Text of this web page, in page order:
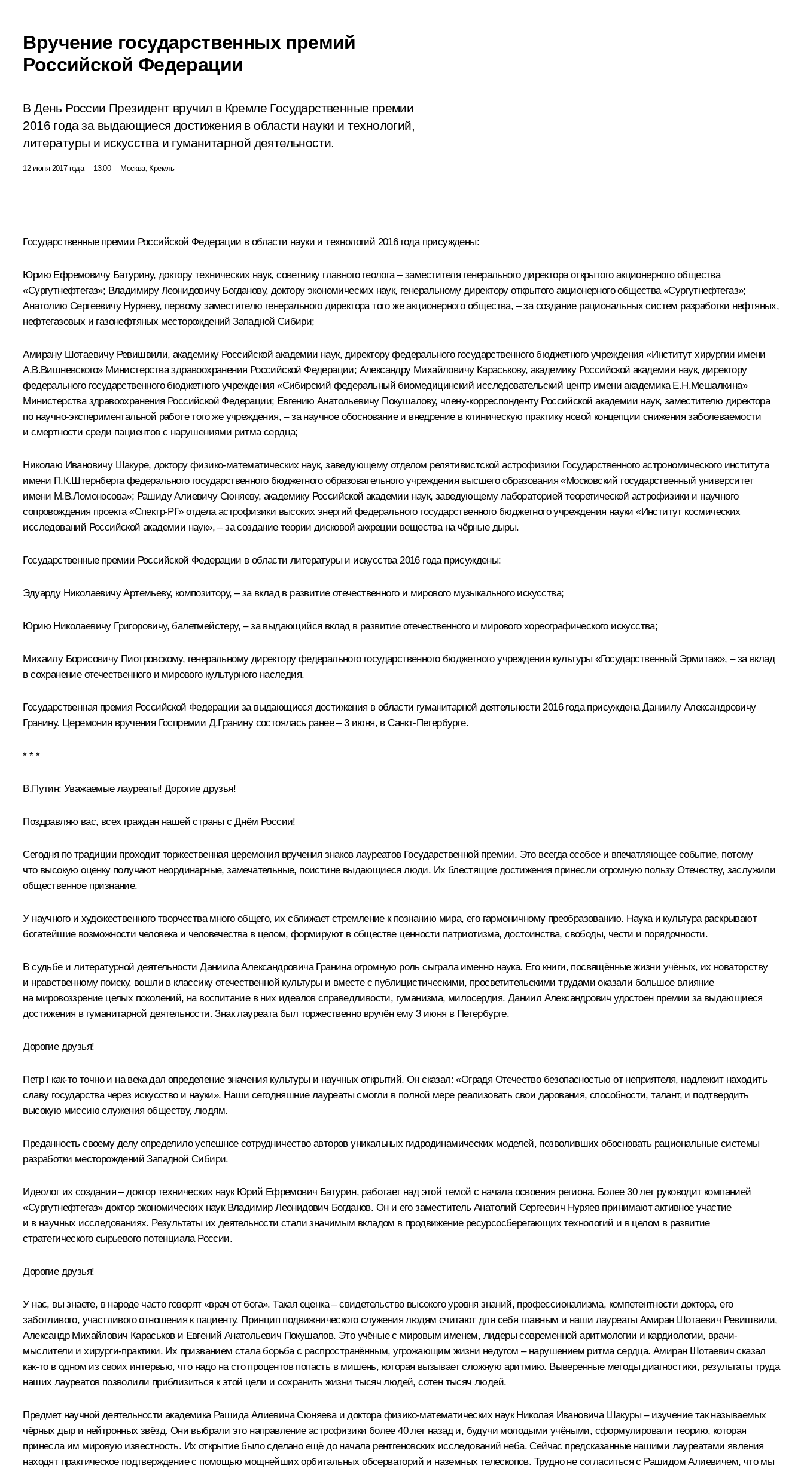
Вручение государственных премий
Российской Федерации
В День России Президент вручил в Кремле Государственные премии
2016 года за выдающиеся достижения в области науки и технологий,
литературы и искусства и гуманитарной деятельности.
12 июня 2017 года 13:00 Москва, Кремль
Государственные премии Российской Федерации в области науки и технологий 2016 года присуждены:
Юрию Ефремовичу Батурину, доктору технических наук, советнику главного геолога – заместителя генерального директора открытого акционерного общества
«Сургутнефтегаз»; Владимиру Леонидовичу Богданову, доктору экономических наук, генеральному директору открытого акционерного общества «Сургутнефтегаз»;
Анатолию Сергеевичу Нуряеву, первому заместителю генерального директора того же акционерного общества, – за создание рациональных систем разработки нефтяных,
нефтегазовых и газонефтяных месторождений Западной Сибири;
Амирану Шотаевичу Ревишвили, академику Российской академии наук, директору федерального государственного бюджетного учреждения «Институт хирургии имени
А.В.Вишневского» Министерства здравоохранения Российской Федерации; Александру Михайловичу Караськову, академику Российской академии наук, директору
федерального государственного бюджетного учреждения «Сибирский федеральный биомедицинский исследовательский центр имени академика Е.Н.Мешалкина»
Министерства здравоохранения Российской Федерации; Евгению Анатольевичу Покушалову, члену-корреспонденту Российской академии наук, заместителю директора
по научно-экспериментальной работе того же учреждения, – за научное обоснование и внедрение в клиническую практику новой концепции снижения заболеваемости
и смертности среди пациентов с нарушениями ритма сердца;
Николаю Ивановичу Шакуре, доктору физико-математических наук, заведующему отделом релятивистской астрофизики Государственного астрономического института
имени П.К.Штернберга федерального государственного бюджетного образовательного учреждения высшего образования «Московский государственный университет
имени М.В.Ломоносова»; Рашиду Алиевичу Сюняеву, академику Российской академии наук, заведующему лабораторией теоретической астрофизики и научного
сопровождения проекта «Спектр‑РГ» отдела астрофизики высоких энергий федерального государственного бюджетного учреждения науки «Институт космических
исследований Российской академии наук», – за создание теории дисковой аккреции вещества на чёрные дыры.
Государственные премии Российской Федерации в области литературы и искусства 2016 года присуждены:
Эдуарду Николаевичу Артемьеву, композитору, – за вклад в развитие отечественного и мирового музыкального искусства;
Юрию Николаевичу Григоровичу, балетмейстеру, – за выдающийся вклад в развитие отечественного и мирового хореографического искусства;
Михаилу Борисовичу Пиотровскому, генеральному директору федерального государственного бюджетного учреждения культуры «Государственный Эрмитаж», – за вклад
в сохранение отечественного и мирового культурного наследия.
Государственная премия Российской Федерации за выдающиеся достижения в области гуманитарной деятельности 2016 года присуждена Даниилу Александровичу
Гранину. Церемония вручения Госпремии Д.Гранину состоялась ранее– 3 июня, в Санкт-Петербурге.
* * *
В.Путин: Уважаемые лауреаты! Дорогие друзья!
Поздравляю вас, всех граждан нашей страны с Днём России!
Сегодня по традиции проходит торжественная церемония вручения знаков лауреатов Государственной премии. Это всегда особое и впечатляющее событие, потому
что высокую оценку получают неординарные, замечательные, поистине выдающиеся люди. Их блестящие достижения принесли огромную пользу Отечеству, заслужили
общественное признание.
У научного и художественного творчества много общего, их сближает стремление к познанию мира, его гармоничному преобразованию. Наука и культура раскрывают
богатейшие возможности человека и человечества в целом, формируют в обществе ценности патриотизма, достоинства, свободы, чести и порядочности.
В судьбе и литературной деятельности Даниила Александровича Гранина огромную роль сыграла именно наука. Его книги, посвящённые жизни учёных, их новаторству
и нравственному поиску, вошли в классику отечественной культуры и вместе с публицистическими, просветительскими трудами оказали большое влияние
на мировоззрение целых поколений, на воспитание в них идеалов справедливости, гуманизма, милосердия. Даниил Александрович удостоен премии за выдающиеся
достижения в гуманитарной деятельности. Знак лауреата был торжественно вручён ему 3 июня в Петербурге.
Дорогие друзья!
Петр I как‑то точно и на века дал определение значения культуры и научных открытий. Он сказал: «Оградя Отечество безопасностью от неприятеля, надлежит находить
славу государства через искусство и науки». Наши сегодняшние лауреаты смогли в полной мере реализовать свои дарования, способности, талант, и подтвердить
высокую миссию служения обществу, людям.
Преданность своему делу определило успешное сотрудничество авторов уникальных гидродинамических моделей, позволивших обосновать рациональные системы
разработки месторождений Западной Сибири.
Идеолог их создания – доктор технических наук Юрий Ефремович Батурин, работает над этой темой с начала освоения региона. Более 30 лет руководит компанией
«Сургутнефтегаз» доктор экономических наук Владимир Леонидович Богданов. Он и его заместитель Анатолий Сергеевич Нуряев принимают активное участие
и в научных исследованиях. Результаты их деятельности стали значимым вкладом в продвижение ресурсосберегающих технологий и в целом в развитие
стратегического сырьевого потенциала России.
Дорогие друзья!
У нас, вы знаете, в народе часто говорят «врач от бога». Такая оценка – свидетельство высокого уровня знаний, профессионализма, компетентности доктора, его
заботливого, участливого отношения к пациенту. Принцип подвижнического служения людям считают для себя главным и наши лауреаты Амиран Шотаевич Ревишвили,
Александр Михайлович Караськов и Евгений Анатольевич Покушалов. Это учёные с мировым именем, лидеры современной аритмологии и кардиологии, врачи-
мыслители и хирурги-практики. Их призванием стала борьба с распространённым, угрожающим жизни недугом – нарушением ритма сердца. Амиран Шотаевич сказал
как‑то в одном из своих интервью, что надо на сто процентов попасть в мишень, которая вызывает сложную аритмию. Выверенные методы диагностики, результаты труда
наших лауреатов позволили приблизиться к этой цели и сохранить жизни тысяч людей, сотен тысяч людей.
Предмет научной деятельности академика Рашида Алиевича Сюняева и доктора физико-математических наук Николая Ивановича Шакуры – изучение так называемых
чёрных дыр и нейтронных звёзд. Они выбрали это направление астрофизики более 40 лет назад и, будучи молодыми учёными, сформулировали теорию, которая
принесла им мировую известность. Их открытие было сделано ещё до начала рентгеновских исследований неба. Сейчас предсказанные нашими лауреатами явления
находят практическое подтверждение с помощью мощнейших орбитальных обсерваторий и наземных телескопов. Трудно не согласиться с Рашидом Алиевичем, что мы